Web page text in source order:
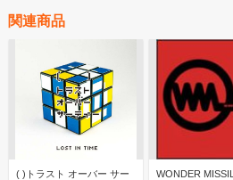
関連商品
( )トラスト オーバー サー
WONDER